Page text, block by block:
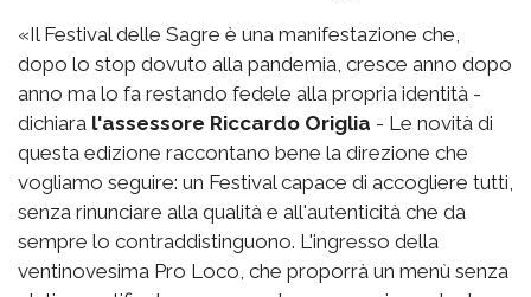
«Il Festival delle Sagre è una manifestazione che,
dopo lo stop dovuto alla pandemia, cresce anno dopo
anno ma lo fa restando fedele alla propria identità -
dichiara l'assessore Riccardo Origlia - Le novità di
questa edizione raccontano bene la direzione che
vogliamo seguire: un Festival capace di accogliere tutti,
senza rinunciare alla qualità e all'autenticità che da
sempre lo contraddistinguono. L'ingresso della
ventinovesima Pro Loco, che proporrà un menù senza